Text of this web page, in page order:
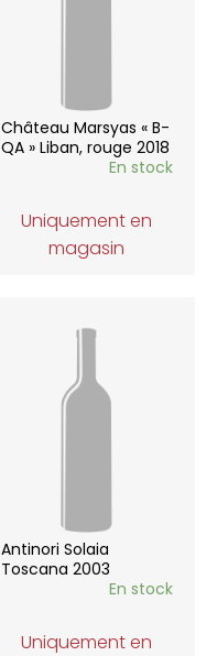
Château Marsyas « B-
QA » Liban, rouge 2018
En stock
Uniquement en
magasin
Antinori Solaia
Toscana 2003
En stock
Uniquement en